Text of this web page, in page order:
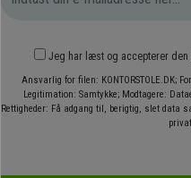
Jeg har læst og accepterer den
Ansvarlig for filen: KONTORSTOLE.DK;
Legitimation: Samtykke; Modtagere:
Rettigheder: Få adgang til, berigtig, slet data